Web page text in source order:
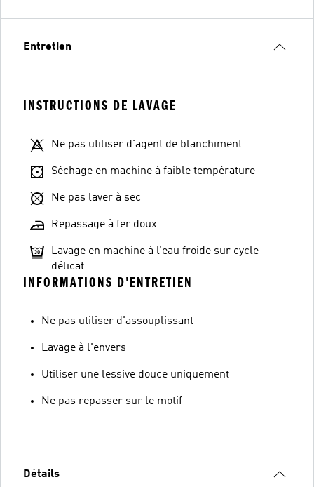
Entretien
INSTRUCTIONS DE LAVAGE
Ne pas utiliser d'agent de blanchiment
Séchage en machine à faible température
Ne pas laver à sec
Repassage à fer doux
Lavage en machine à l’eau froide sur cycle
délicat
INFORMATIONS D'ENTRETIEN
Ne pas utiliser d'assouplissant
Lavage à l'envers
Utiliser une lessive douce uniquement
Ne pas repasser sur le motif
Détails